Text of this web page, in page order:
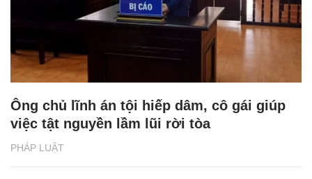
PHÁP LUẬT
Ông chủ lĩnh án tội hiếp dâm, cô gái giúp
việc tật nguyền lầm lũi rời tòa